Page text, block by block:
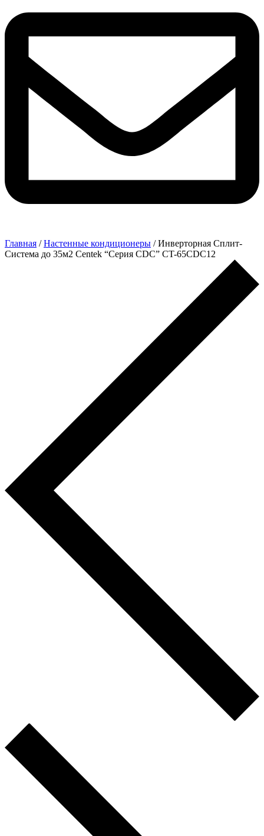
Главная /Настенные кондиционеры / Инверторная Сплит-
Система до 35м2 Centek “Серия CDC” CT-65CDC12